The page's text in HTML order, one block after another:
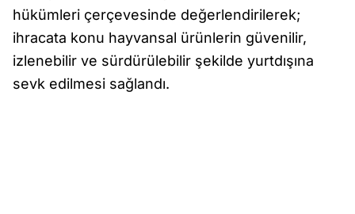
hükümleri çerçevesinde değerlendirilerek;
ihracata konu hayvansal ürünlerin güvenilir,
izlenebilir ve sürdürülebilir şekilde yurtdışına
sevk edilmesi sağlandı.